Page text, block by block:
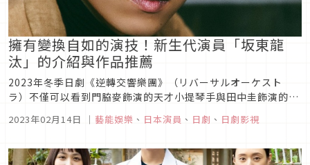
擁有變換自如的演技！新生代演員「坂東龍
汰」的介紹與作品推薦
2023年冬季日劇《逆轉交響樂團》（リバーサルオーケスト
ラ）不僅可以看到門脇麥飾演的天才小提琴手與田中圭飾演的怪
一大賣點，而飾演長笛首席的坂東龍汰在第二集的表現更讓觀眾
坂東龍汰這位擁有變換...
2023年02月14日 ｜ 藝能娛樂 、 日本演員 、 日劇 、 日劇影視